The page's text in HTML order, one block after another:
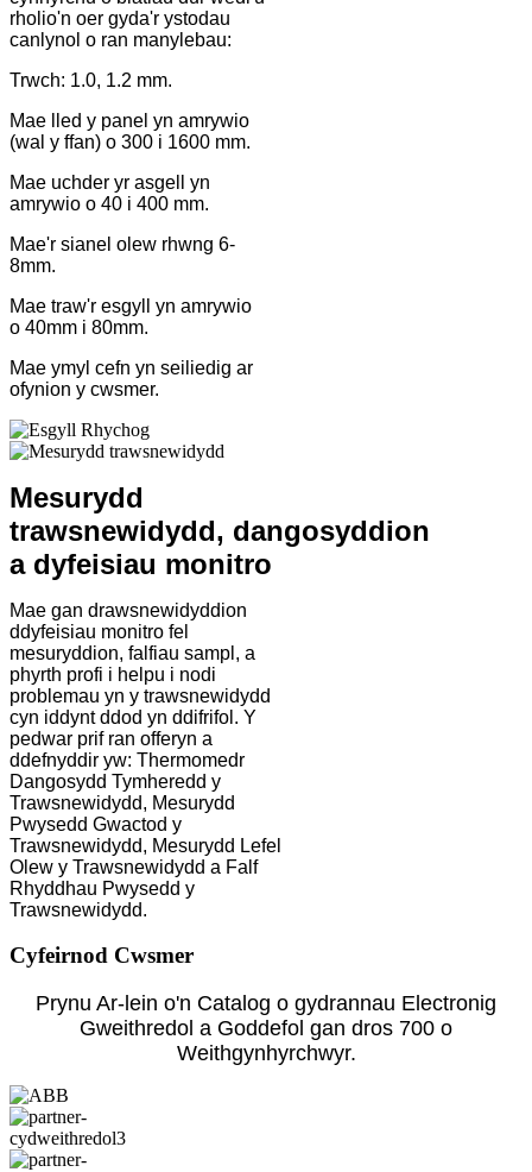
rholio'n oer gyda'r ystodau
canlynol o ran manylebau:
Trwch: 1.0, 1.2 mm.
Mae lled y panel yn amrywio
(wal y ffan) o 300 i 1600 mm.
Mae uchder yr asgell yn
amrywio o 40 i 400 mm.
Mae'r sianel olew rhwng 6-
8mm.
Mae traw'r esgyll yn amrywio
o 40mm i 80mm.
Mae ymyl cefn yn seiliedig ar
ofynion y cwsmer.
Mesurydd
trawsnewidydd, dangosyddion
a dyfeisiau monitro
Mae gan drawsnewidyddion
ddyfeisiau monitro fel
mesuryddion, falfiau sampl, a
phyrth profi i helpu i nodi
problemau yn y trawsnewidydd
cyn iddynt ddod yn ddifrifol. Y
pedwar prif ran offeryn a
ddefnyddir yw: Thermomedr
Dangosydd Tymheredd y
Trawsnewidydd, Mesurydd
Pwysedd Gwactod y
Trawsnewidydd, Mesurydd Lefel
Olew y Trawsnewidydd a Falf
Rhyddhau Pwysedd y
Trawsnewidydd.
Cyfeirnod Cwsmer
Prynu Ar-lein o'n Catalog o gydrannau Electronig
Gweithredol a Goddefol gan dros 700 o
Weithgynhyrchwyr.